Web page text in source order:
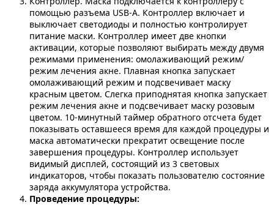
помощью разъема USB-A. Контроллер включает и
выключает светодиоды и полностью контролирует
питание маски. Контроллер имеет две кнопки
активации, которые позволяют выбирать между двумя
режимами применения: омолаживающий режим/
режим лечения акне. Плавная кнопка запускает
омолаживающий режим и подсвечивает маску
красным цветом. Слегка приподнятая кнопка запускает
режим лечения акне и подсвечивает маску розовым
цветом. 10-минутный таймер обратного отсчета будет
показывать оставшееся время для каждой процедуры и
маска автоматически прекратит освещение после
завершения процедуры. Контроллер использует
видимый дисплей, состоящий из 3 световых
индикаторов, чтобы показать пользователю состояние
заряда аккумулятора устройства.
Проведение процедуры: